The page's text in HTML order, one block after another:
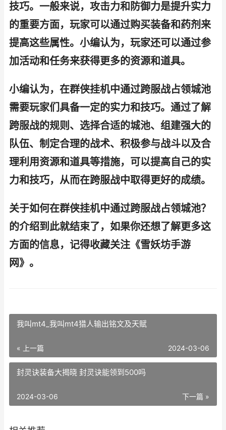
技巧。一般来说，攻击力和防御力是提升实力
的重要方面，玩家可以通过购买装备和药剂来
提高这些属性。小编认为，玩家还可以通过参
加活动和任务来获得更多的资源和道具。
小编认为，在群侠挂机中通过跨服战占领城池
需要玩家们具备一定的实力和技巧。通过了解
跨服战的规则、选择合适的城池、组建强大的
队伍、制定合理的战术、积极参与战斗以及合
理利用资源和道具等措施，可以提高自己的实
力和技巧，从而在跨服战中取得更好的成绩。
关于如何在群侠挂机中通过跨服战占领城池？
的介绍到此就结束了，如果你还想了解更多这
方面的信息，记得收藏关注《雪妖坊手游
网》。
我叫mt4_我叫mt4猎人输出铭文及天赋
« 上一篇 2024-03-06
封灵诀装备大揭晓 封灵诀能领到500吗
下一篇 »
2024-03-06